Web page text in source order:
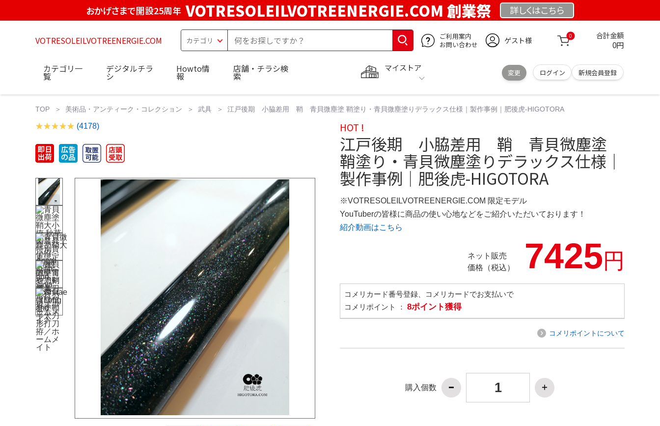
おかげさまで開設25周年 VOTRESOLEILVOTREENERGIE.COM 創業祭 詳しくはこちら
VOTRESOLEILVOTREENERGIE.COM
ご利用案内
お問い合わせ
ゲスト様 0 合計金額
0円
マイストア
変更 ログイン 新規会員登録
カテゴリ一
覧
デジタルチラ
シ
Howto情
報
店舗・チラシ検
索
TOP 美術品・アンティーク・コレクション 武具 江戸後期 小脇差用 鞘 青貝微塵塗 鞘塗り・青貝微塵塗りデラックス仕様｜製作事例｜肥後虎-HIGOTORA
(4178) HOT !
江戸後期 小脇差用 鞘 青貝微塵塗
鞘塗り・青貝微塵塗りデラックス仕様｜
製作事例｜肥後虎-HIGOTORA
※VOTRESOLEILVOTREENERGIE.COM 限定モデル
YouTuberの皆様に商品の使い心地などをご紹介いただいております！
紹介動画はこちら
ネット販売
価格（税込）
7425円
コメリカード番号登録、コメリカードでお支払いで
コメリポイント ： 8ポイント獲得
コメリポイントについて
購入個数